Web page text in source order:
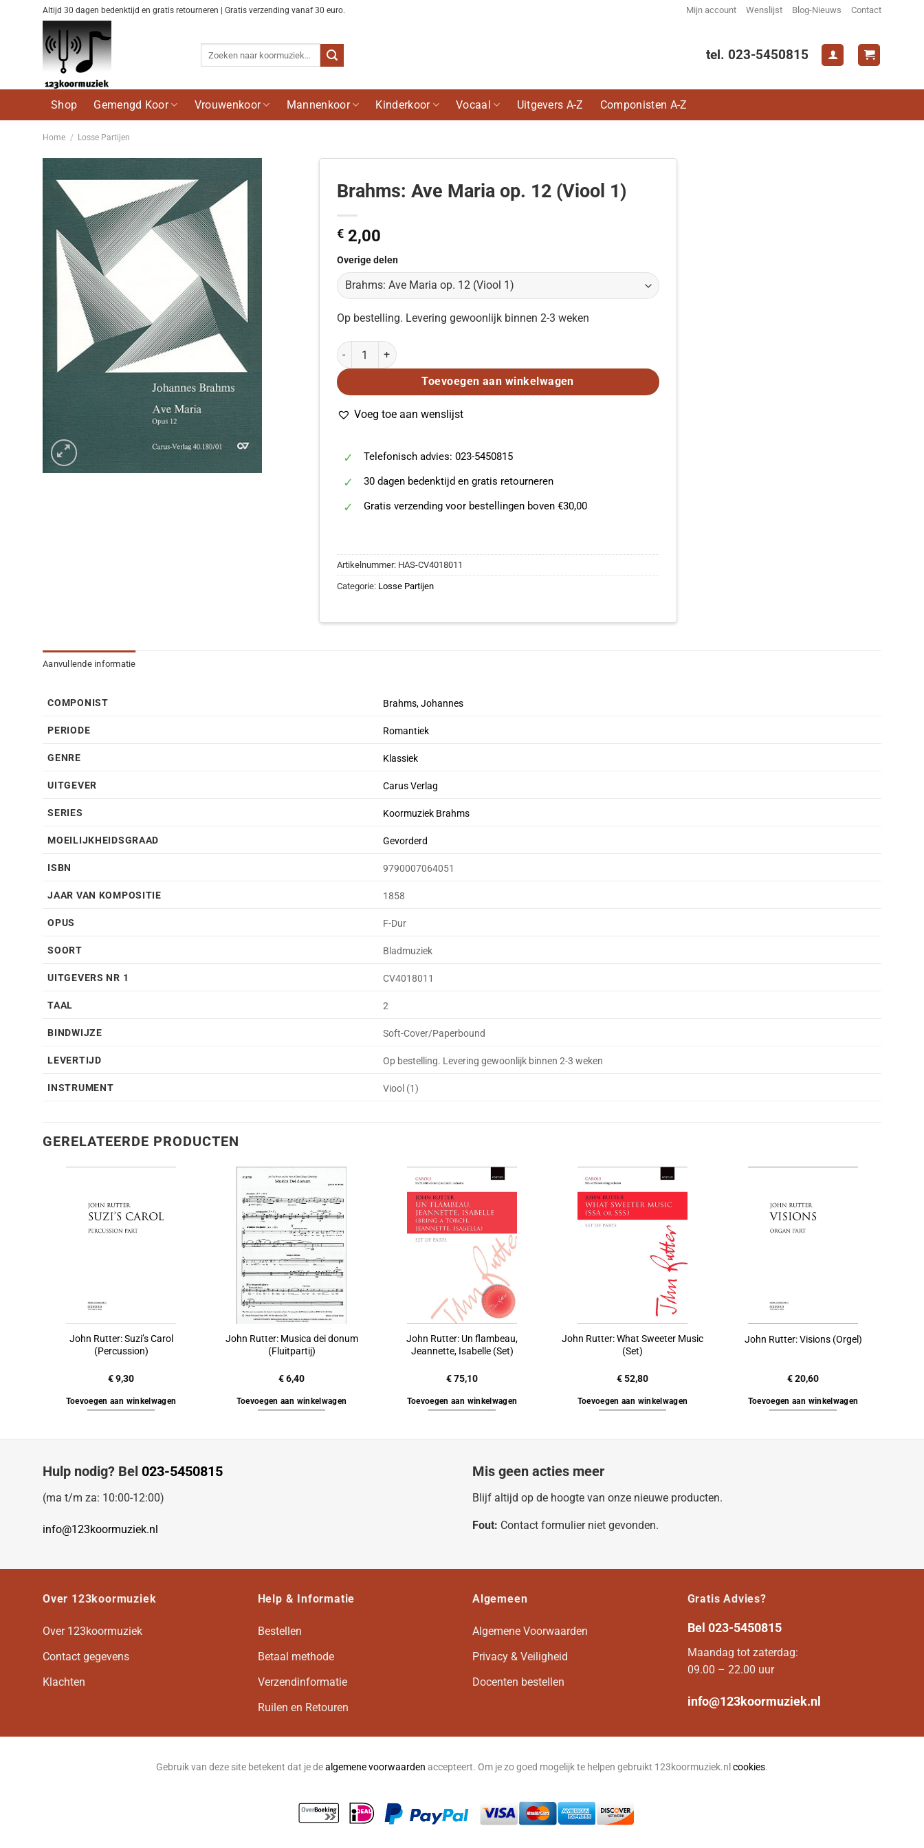
Altijd 30 dagen bedenktijd en gratis retourneren | Gratis verzending vanaf 30 euro. Mijn account Wenslijst Blog-Nieuws Contact
tel. 023-5450815
Shop Gemengd Koor Vrouwenkoor Mannenkoor Kinderkoor Vocaal Uitgevers A-Z Componisten A-Z
Home / Losse Partijen
wenslijst
Brahms: Ave Maria op. 12 (Viool 1)
€2,00
Overige delen
Op bestelling. Levering gewoonlijk binnen 2-3 weken
Brahms: Ave Maria op. 12 (Viool 1) aantal
Toevoegen aan winkelwagen
Voeg toe aan wenslijst
Telefonisch advies: 023-5450815
30 dagen bedenktijd en gratis retourneren
Gratis verzending voor bestellingen boven €30,00
Artikelnummer: HAS-CV4018011
Categorie: Losse Partijen
Aanvullende informatie
COMPONIST Brahms, Johannes
PERIODE Romantiek
GENRE Klassiek
UITGEVER Carus Verlag
SERIES Koormuziek Brahms
MOEILIJKHEIDSGRAAD Gevorderd
ISBN 9790007064051
JAAR VAN KOMPOSITIE 1858
OPUS F-Dur
SOORT Bladmuziek
UITGEVERS NR 1 CV4018011
TAAL 2
BINDWIJZE Soft-Cover/Paperbound
LEVERTIJD Op bestelling. Levering gewoonlijk binnen 2-3 weken
INSTRUMENT Viool (1)
GERELATEERDE PRODUCTEN
John Rutter: Suzi’s Carol
(Percussion)
€9,30
Toevoegen aan winkelwagen
John Rutter: Musica dei donum
(Fluitpartij)
€6,40
Toevoegen aan winkelwagen
John Rutter: Un flambeau,
Jeannette, Isabelle (Set)
€75,10
Toevoegen aan winkelwagen
John Rutter: What Sweeter Music
(Set)
€52,80
Toevoegen aan winkelwagen
John Rutter: Visions (Orgel)
€20,60
Toevoegen aan winkelwagen
Hulp nodig? Bel 023-5450815
(ma t/m za: 10:00-12:00)
info@123koormuziek.nl
Mis geen acties meer
Blijf altijd op de hoogte van onze nieuwe producten.
Fout: Contact formulier niet gevonden.
Over 123koormuziek
Over 123koormuziek
Contact gegevens
Klachten
Help & Informatie
Bestellen
Betaal methode
Verzendinformatie
Ruilen en Retouren
Algemeen
Algemene Voorwaarden
Privacy & Veiligheid
Docenten bestellen
Gratis Advies?
Bel 023-5450815
Maandag tot zaterdag:
09.00 – 22.00 uur
info@123koormuziek.nl
Gebruik van deze site betekent dat je dealgemene voorwaarden accepteert. Om je zo goed mogelijk te helpen gebruikt 123koormuziek.nl cookies.